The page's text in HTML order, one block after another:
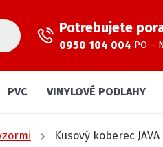
Potrebujete
0950 104 004 PO –
PVC VINYLOVÉ PODLAHY
Kusový koberec JAVA